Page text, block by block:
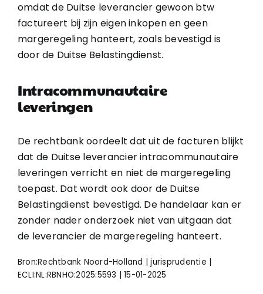
omdat de Duitse leverancier gewoon btw
factureert bij zijn eigen inkopen en geen
margeregeling hanteert, zoals bevestigd is
door de Duitse Belastingdienst.
Intracommunautaire
leveringen
De rechtbank oordeelt dat uit de facturen blijkt
dat de Duitse leverancier intracommunautaire
leveringen verricht en niet de margeregeling
toepast. Dat wordt ook door de Duitse
Belastingdienst bevestigd. De handelaar kan er
zonder nader onderzoek niet van uitgaan dat
de leverancier de margeregeling hanteert.
Bron:Rechtbank Noord-Holland | jurisprudentie |
ECLI:NL:RBNHO:2025:5593 | 15-01-2025